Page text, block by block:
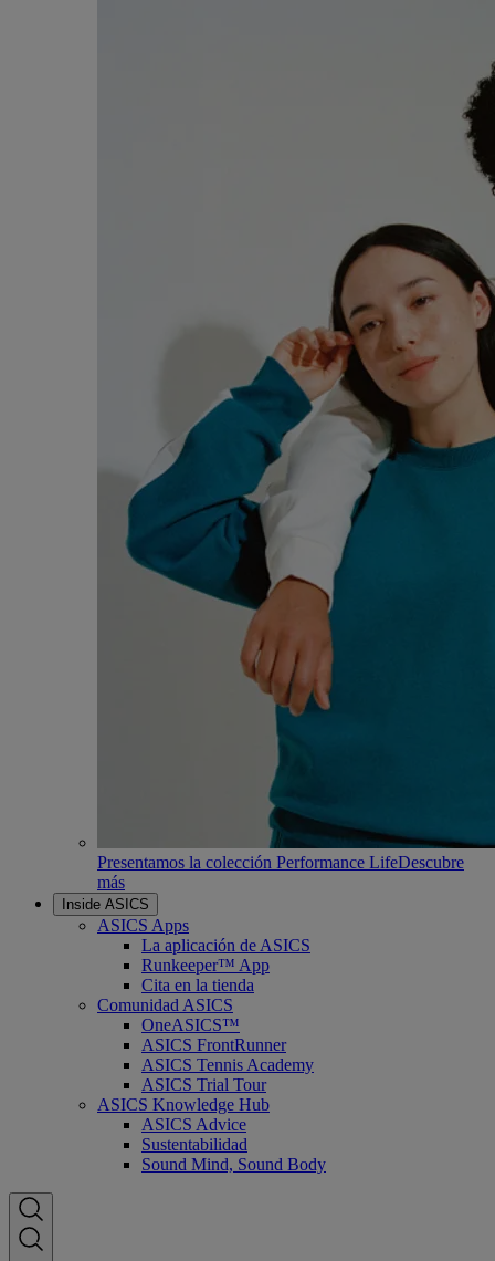
Presentamos la colección Performance LifeDescubre
más
Inside ASICS
ASICS Apps
La aplicación de ASICS
Runkeeper™ App
Cita en la tienda
Comunidad ASICS
OneASICS™
ASICS FrontRunner
ASICS Tennis Academy
ASICS Trial Tour
ASICS Knowledge Hub
ASICS Advice
Sustentabilidad
Sound Mind, Sound Body